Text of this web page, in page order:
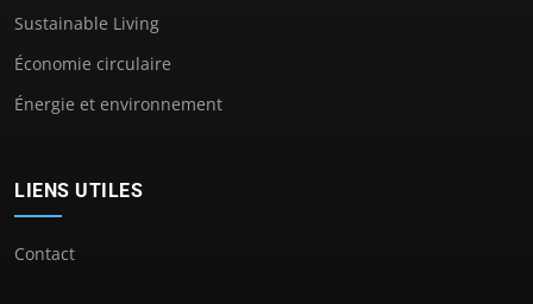
Sustainable Living
Économie circulaire
Énergie et environnement
LIENS UTILES
Contact